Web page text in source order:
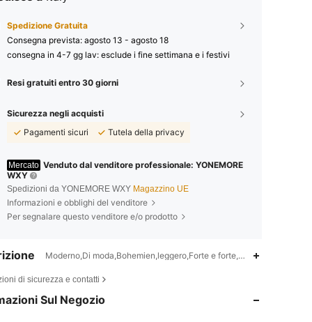
Spedizione Gratuita
Consegna prevista: agosto 13 - agosto 18
consegna in 4-7 gg lav: esclude i fine settimana e i festivi
Resi gratuiti entro 30 giorni
Sicurezza negli acquisti
Pagamenti sicuri
Tutela della privacy
Mercato Venduto dal venditore professionale: YONEMORE
WXY
Spedizioni da YONEMORE WXY Magazzino UE
Informazioni e obblighi del venditore
Per segnalare questo venditore e/o prodotto
Moderno,Di moda,Bohemien,leggero,Forte e forte,Anti-
di sicurezza e contatti
Sul Negozio
4.44 3.5K